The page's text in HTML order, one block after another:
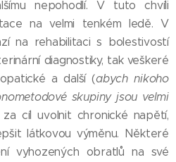
nepohodlí. V tuto chvíli
na velmi tenkém ledě. V
na rehabilitaci s bolestivostí
diagnostiky, tak veškeré
a další (abych nikoho
skupiny jsou velmi
cíl uvolnit chronické napětí,
látkovou výměnu. Některé
vyhozených obratlů na své